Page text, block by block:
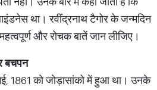
था। रवींद्रनाथ टैगोर के जन्मदिन
और रोचक बातें जान लीजिए।
बचपन
1861 को जोड़ासांको में हुआ था। उनके